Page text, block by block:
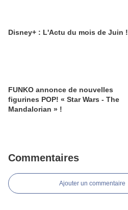
Disney+ : L'Actu du mois de Juin !
FUNKO annonce de nouvelles
figurines POP! « Star Wars - The
Mandalorian » !
Commentaires
Ajouter un commentaire